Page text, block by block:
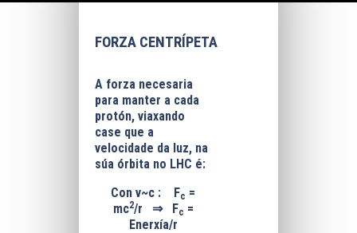
FORZA CENTRÍPETA
A forza necesaria
para manter a cada
protón, viaxando
case que a
velocidade da luz, na
súa órbita no LHC é:
Con v~c :
Fc =
mc2/r ⇒Fc =
Enerxía/r